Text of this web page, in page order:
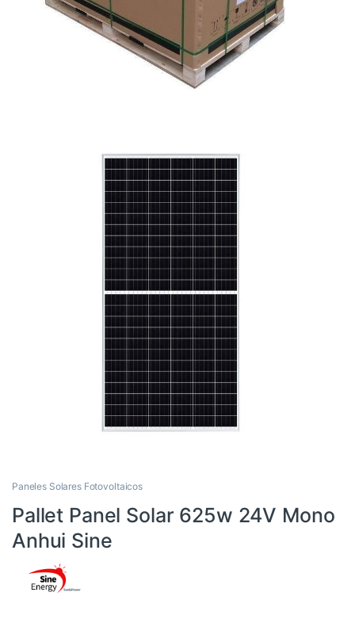
Paneles Solares Fotovoltaicos
Pallet Panel Solar 625w 24V Mono
Anhui Sine